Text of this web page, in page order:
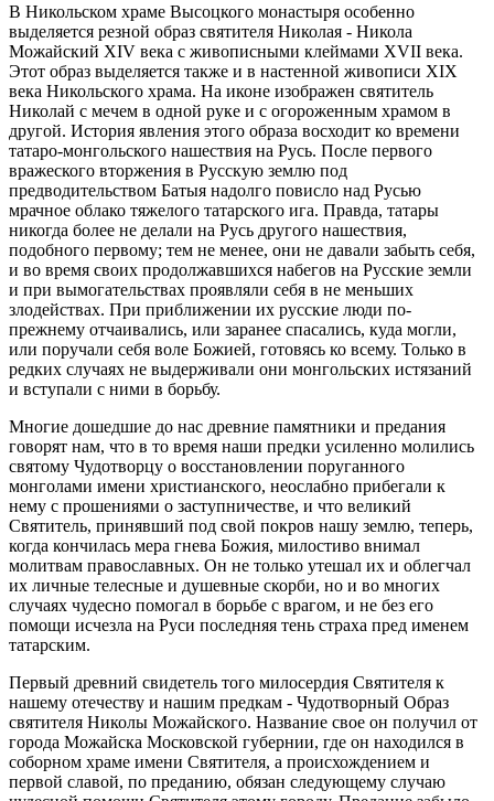
В Никольском храме Высоцкого монастыря особенно
выделяется резной образ святителя Николая - Никола
Можайский XIV века с живописными клеймами XVII века.
Этот образ выделяется также и в настенной живописи XIX
века Никольского храма. На иконе изображен святитель
Николай с мечем в одной руке и с огороженным храмом в
другой. История явления этого образа восходит ко времени
татаро-монгольского нашествия на Русь. После первого
вражеского вторжения в Русскую землю под
предводительством Батыя надолго повисло над Русью
мрачное облако тяжелого татарского ига. Правда, татары
никогда более не делали на Русь другого нашествия,
подобного первому; тем не менее, они не давали забыть себя,
и во время своих продолжавшихся набегов на Русские земли
и при вымогательствах проявляли себя в не меньших
злодействах. При приближении их русские люди по-
прежнему отчаивались, или заранее спасались, куда могли,
или поручали себя воле Божией, готовясь ко всему. Только в
редких случаях не выдерживали они монгольских истязаний
и вступали с ними в борьбу.
Многие дошедшие до нас древние памятники и предания
говорят нам, что в то время наши предки усиленно молились
святому Чудотворцу о восстановлении поруганного
монголами имени христианского, неослабно прибегали к
нему с прошениями о заступничестве, и что великий
Святитель, принявший под свой покров нашу землю, теперь,
когда кончилась мера гнева Божия, милостиво внимал
молитвам православных. Он не только утешал их и облегчал
их личные телесные и душевные скорби, но и во многих
случаях чудесно помогал в борьбе с врагом, и не без его
помощи исчезла на Руси последняя тень страха пред именем
татарским.
Первый древний свидетель того милосердия Святителя к
нашему отечеству и нашим предкам - Чудотворный Образ
святителя Николы Можайского. Название свое он получил от
города Можайска Московской губернии, где он находился в
соборном храме имени Святителя, а происхождением и
первой славой, по преданию, обязан следующему случаю